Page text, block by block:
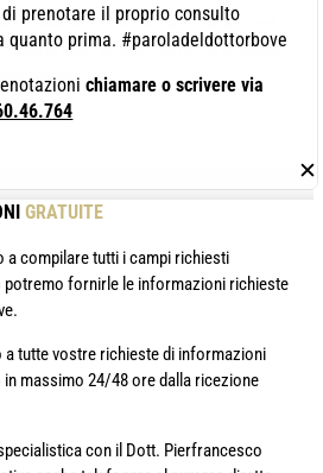
laureato in Medicina e Chirurgia ed
presso la Seconda Università degli
dei voti.
GRATUITE
a compilare tutti i campi richiesti
potremo fornirle le informazioni richieste
tutte vostre richieste di informazioni
massimo 24/48 ore dalla ricezione
con il Dott. Pierfrancesco
✕
prenotare il proprio consulto
quanto prima. #paroladeldottorbove
chiamare o scrivere via